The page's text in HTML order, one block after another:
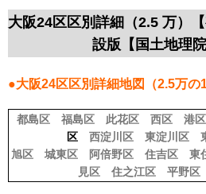
大阪24区区別詳細（2.5 万）
設版【国土地理院
●大阪24区区別詳細地図（2.5万の
都島区 福島区 此花区 西区 港区
区 西淀川区 東淀川区
旭区
城東区 阿倍野区 住吉区 東
見区
住之江区 平野区